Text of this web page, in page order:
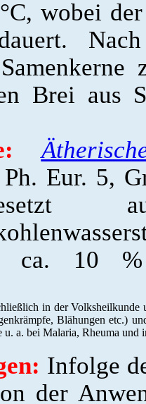
wobei
Brei aus
Ph. Eur. 5,
10 %
in der Volksheilkunde
Blähungen etc.)
a. bei Malaria, Rheuma
Infolge
der